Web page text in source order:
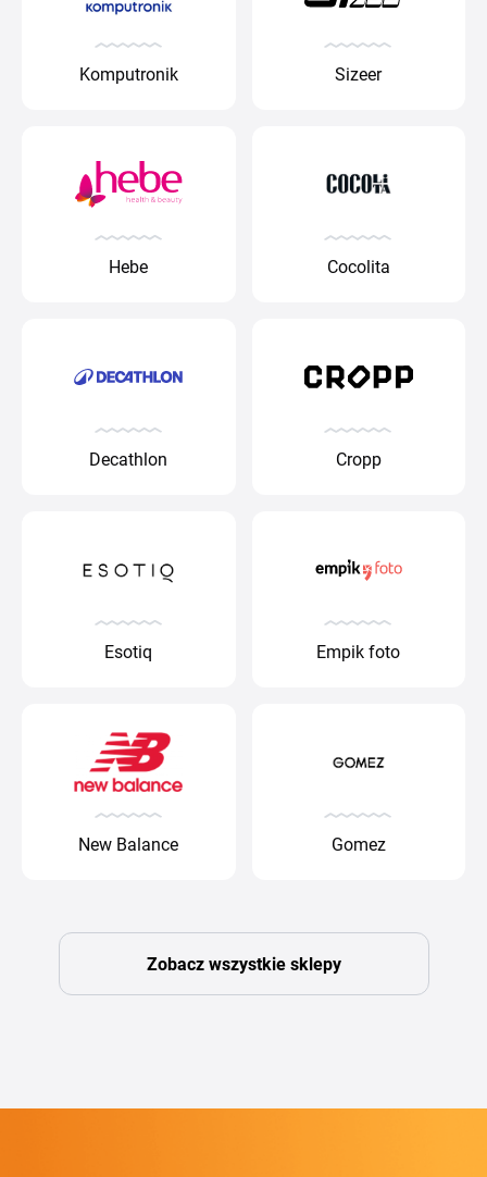
Komputronik Sizeer
Hebe Cocolita
Decathlon Cropp
Esotiq Empik foto
New Balance Gomez
Zobacz wszystkie sklepy